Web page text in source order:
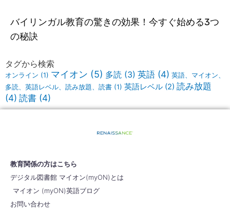
バイリンガル教育の驚きの効果！今すぐ始める3つ
の秘訣
タグから検索
オンライン (1) マイオン (5) 多読 (3) 英語 (4) 英語、マイオン、
多読、英語レベル、読み放題、読書 (1) 英語レベル (2) 読み放題
(4) 読書 (4)
教育関係の方はこちら
デジタル図書館 マイオン(myON)とは
マイオン (myON)英語ブログ
お問い合わせ